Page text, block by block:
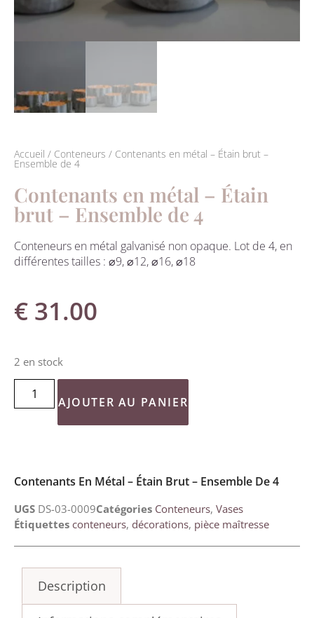
Accueil / Conteneurs / Contenants en métal – Étain brut –
Ensemble de 4
Contenants en métal – Étain
brut – Ensemble de 4
Conteneurs en métal galvanisé non opaque. Lot de 4, en
différentes tailles : ⌀9, ⌀12, ⌀16, ⌀18
€ 31.00
2 en stock
AJOUTER AU PANIER
Contenants En Métal – Étain Brut – Ensemble De 4
UGS DS-03-0009Catégories Conteneurs, Vases
Étiquettes conteneurs, décorations, pièce maîtresse
Description